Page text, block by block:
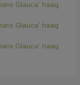
Glauca’ haag
Glauca’ haag
Glauca’ haag